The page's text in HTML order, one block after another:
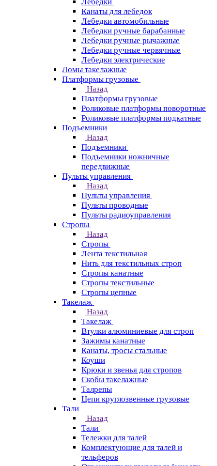
Канаты для лебедок
Лебедки автомобильные
Лебедки ручные барабанные
Лебедки ручные рычажные
Лебедки ручные червячные
Лебедки электрические
Ломы такелажные
Платформы грузовые
Назад
Платформы грузовые
Роликовые платформы поворотные
Роликовые платформы подкатные
Подъемники
Назад
Подъемники
Подъемники ножничные
передвижные
Пульты управления
Назад
Пульты управления
Пульты проводные
Пульты радиоуправления
Стропы
Назад
Стропы
Лента текстильная
Нить для текстильных строп
Стропы канатные
Стропы текстильные
Стропы цепные
Такелаж
Назад
Такелаж
Втулки алюминиевые для строп
Зажимы канатные
Канаты, тросы стальные
Коуши
Крюки и звенья для стропов
Скобы такелажные
Талрепы
Цепи круглозвенные грузовые
Тали
Назад
Тали
Тележки для талей
Комплектующие для талей и
тельферов